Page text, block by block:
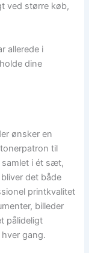
ved større køb,
allerede i
dine
ønsker en
til
samlet i ét sæt,
det både
printkvalitet
billeder
pålideligt
gang.